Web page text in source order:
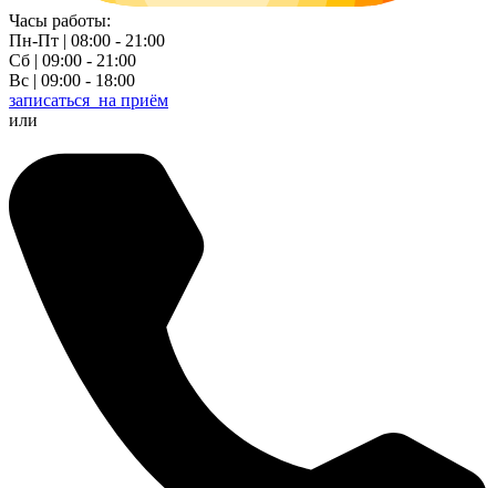
Часы работы:
Пн-Пт | 08:00 - 21:00
Сб | 09:00 - 21:00
Вс | 09:00 - 18:00
записаться на приём
или